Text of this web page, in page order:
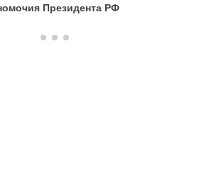
Президента РФ